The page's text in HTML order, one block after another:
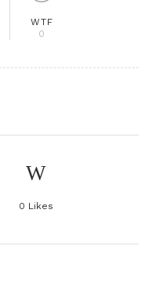
WTF
0
0 Likes